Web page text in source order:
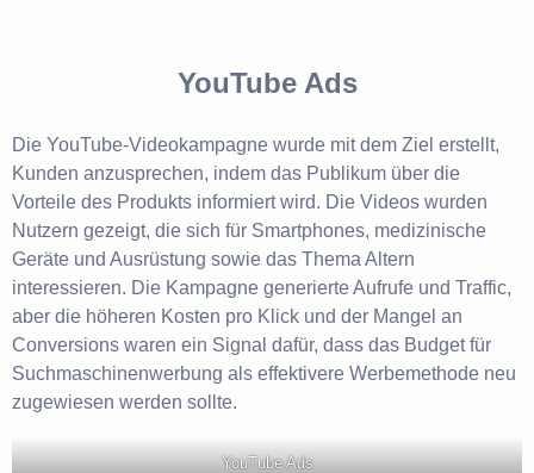
YouTube Ads
Die YouTube-Videokampagne wurde mit dem Ziel erstellt,
Kunden anzusprechen, indem das Publikum über die
Vorteile des Produkts informiert wird. Die Videos wurden
Nutzern gezeigt, die sich für Smartphones, medizinische
Geräte und Ausrüstung sowie das Thema Altern
interessieren. Die Kampagne generierte Aufrufe und Traffic,
aber die höheren Kosten pro Klick und der Mangel an
Conversions waren ein Signal dafür, dass das Budget für
Suchmaschinenwerbung als effektivere Werbemethode neu
zugewiesen werden sollte.
YouTube Ads